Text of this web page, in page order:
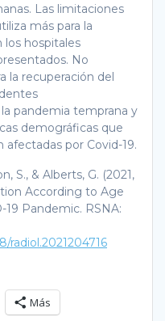
Las limitaciones
más para la
los hospitales
No
la recuperación del
pandemia temprana y
demográficas que
por Covid-19.
S., & Alberts, G. (2021,
According to Age
Pandemic. RSNA:
radiol.2021204716
Más